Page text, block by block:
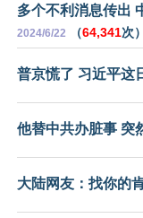
多个不利消息传出
2024/6/22 （64,341次）
普京慌了 习近平这
他替中共办脏事 突
大陆网友：找你的